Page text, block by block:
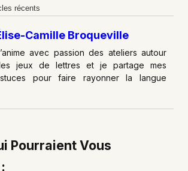
récents
Camille Broqueville
avec passion des ateliers autour
jeux de lettres et je partage mes
pour faire rayonner la langue
Pourraient Vous